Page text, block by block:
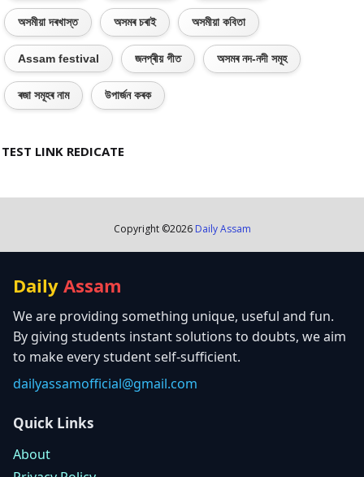
অসমীয়া দৰখাস্ত অসমৰ চৰাই অসমীয়া কবিতা
Assam festival জনপ্ৰীয় গীত অসমৰ নদ-নদী সমূহ
ৰজা সমূহৰ নাম উপাৰ্জন কৰক
TEST LINK REDICATE
Copyright ©2026 Daily Assam
Daily Assam
We are providing something unique, useful and fun.
By giving students instant solutions to doubts, we aim
to make every student self-sufficient.
dailyassamofficial@gmail.com
Quick Links
About